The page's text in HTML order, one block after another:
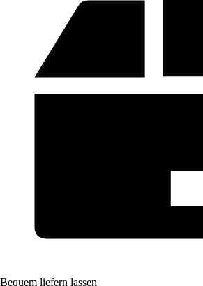
Bequem liefern lassen